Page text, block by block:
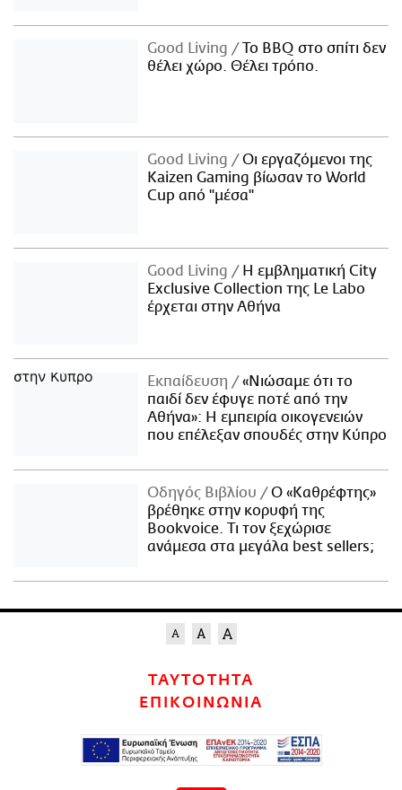
Good Living
Το BBQ στο σπίτι δεν
θέλει χώρο. Θέλει τρόπο.
Good Living
Οι εργαζόμενοι της
Kaizen Gaming βίωσαν το World
Cup από "μέσα"
Good Living
Η εμβληματική City
Exclusive Collection της Le Labo
έρχεται στην Αθήνα
Εκπαίδευση
«Νιώσαμε ότι το
παιδί δεν έφυγε ποτέ από την
Αθήνα»: Η εμπειρία οικογενειών
που επέλεξαν σπουδές στην Κύπρο
Οδηγός Βιβλίου
Ο «Καθρέφτης»
βρέθηκε στην κορυφή της
Bookvoice. Τι τον ξεχώρισε
ανάμεσα στα μεγάλα best sellers;
ΤΑΥΤΟΤΗΤΑ
ΕΠΙΚΟΙΝΩΝΙΑ